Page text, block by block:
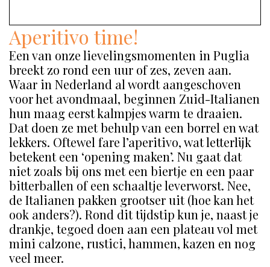
Aperitivo time!
Een van onze lievelingsmomenten in Puglia
breekt zo rond een uur of zes, zeven aan.
Waar in Nederland al wordt aangeschoven
voor het avondmaal, beginnen Zuid-Italianen
hun maag eerst kalmpjes warm te draaien.
Dat doen ze met behulp van een borrel en wat
lekkers. Oftewel fare l’aperitivo, wat letterlijk
betekent een ‘opening maken’. Nu gaat dat
niet zoals bij ons met een biertje en een paar
bitterballen of een schaaltje leverworst. Nee,
de Italianen pakken grootser uit (hoe kan het
ook anders?). Rond dit tijdstip kun je, naast je
drankje, tegoed doen aan een plateau vol met
mini calzone, rustici, hammen, kazen en nog
veel meer.